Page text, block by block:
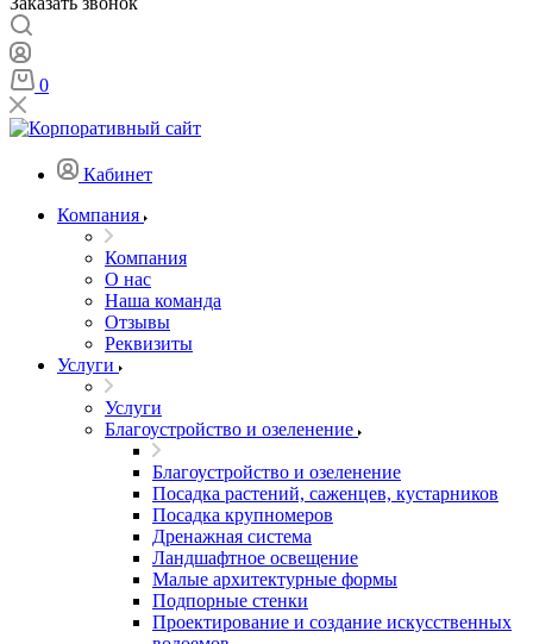
0
Кабинет
Компания
Компания
О нас
Наша команда
Отзывы
Реквизиты
Услуги
Услуги
Благоустройство и озеленение
Благоустройство и озеленение
Посадка растений, саженцев, кустарников
Посадка крупномеров
Дренажная система
Ландшафтное освещение
Малые архитектурные формы
Подпорные стенки
Проектирование и создание искусственных